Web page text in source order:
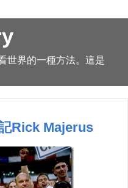
世界的一種方法。這是
Rick Majerus